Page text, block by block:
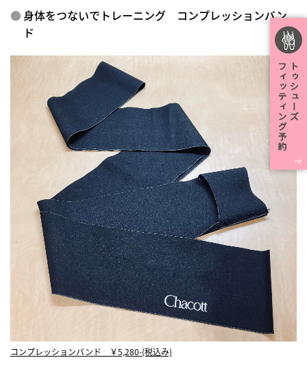
身体をつないでトレーニング コンプレッションバン
ド
コンプレッションバンド ￥5,280-(税込み)